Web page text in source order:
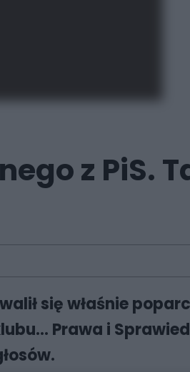
z PiS.
się właśnie
Prawa i